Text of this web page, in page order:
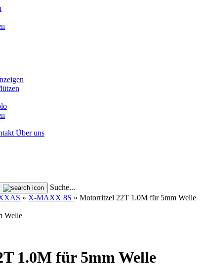
Über uns
Suche...
» X-MAXX 8S » Motorritzel 22T 1.0M für 5mm Welle
Welle
1.0M für 5mm Welle